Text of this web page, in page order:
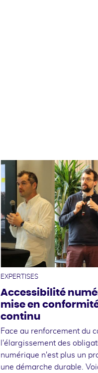
EXPERTISES
Accessibilité
mise en
continu
Face au renforcement du
l'élargissement des
numérique n'est plus un
une démarche durable.